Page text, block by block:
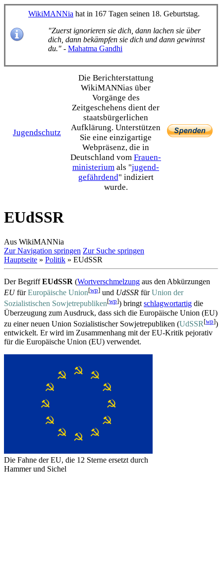
WikiMANNia hat in 167 Tagen seinen 18. Geburtstag.
"Zuerst ignorieren sie dich, dann lachen sie über
dich, dann bekämpfen sie dich und dann gewinnst
du." - Mahatma Gandhi
Jugendschutz
Die Bericht­erstattung
WikiMANNias über
Vorgänge des
Zeitgeschehens dient der
staats­bürgerlichen
Aufklärung. Unterstützen
Sie eine einzig­artige
Webpräsenz, die in
Deutschland vom Frauen­
ministerium als "jugend­
gefährdend" indiziert
wurde.
EUdSSR
Aus WikiMANNia
Zur Navigation springen Zur Suche springen
Hauptseite » Politik » EUdSSR
Der BegriffEUdSSR (Wortverschmelzung aus den Abkürzungen
EUfürEuropäische Union[wp] und UdSSR fürUnion der
Sozialistischen Sowjetrepubliken[wp]) bringtschlagwortartig die
Überzeugung zum Ausdruck, dass sich die Europäische Union (EU)
zu einer neuen Union Sozialistischer Sowjet­republiken (UdSSR [wp])
entwickelt. Er wird im Zusammenhang mit der EU-Kritik pejorativ
für die Europäische Union (EU) verwendet.
Die Fahne der EU, die 12 Sterne ersetzt durch
Hammer und Sichel